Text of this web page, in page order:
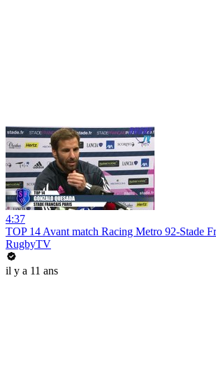
4:37
TOP 14 Avant match Racing Metro 92-Stade
RugbyTV
il y a 11 ans